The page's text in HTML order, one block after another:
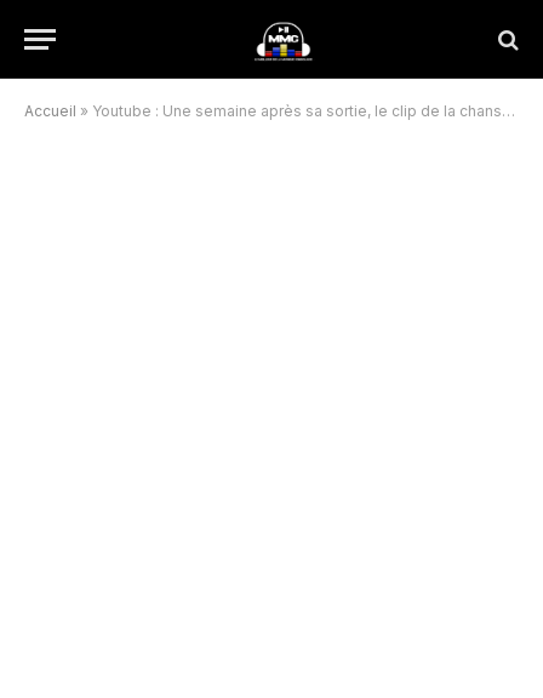
Accueil » Youtube : Une semaine après sa sortie, le clip de la chanson “Mortel-06” d’Innoss’B n’a pas toujours atteint les millions de vues